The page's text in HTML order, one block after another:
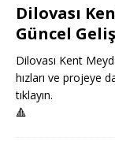
Dilovası
Güncel
Dilovası Kent
hızları ve projeye
tıklayın.
🔺